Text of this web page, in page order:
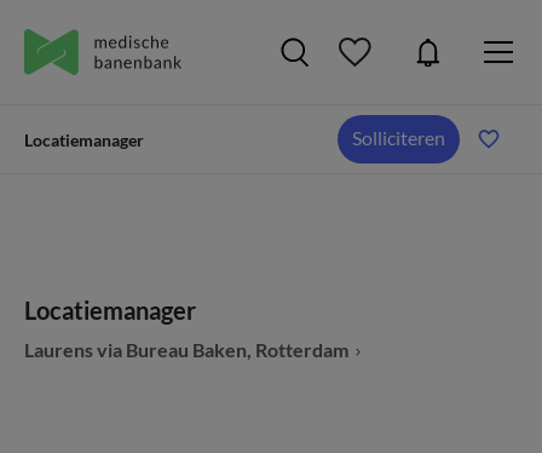
Locatiemanager Solliciteren
Locatiemanager
Laurens via Bureau Baken, Rotterdam